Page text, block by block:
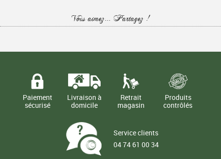
Vous aimez... Partagez !
Paiement
sécurisé
Livraison à
domicile
Retrait
magasin
Produits
contrôlés
Service clients
04 74 61 00 34